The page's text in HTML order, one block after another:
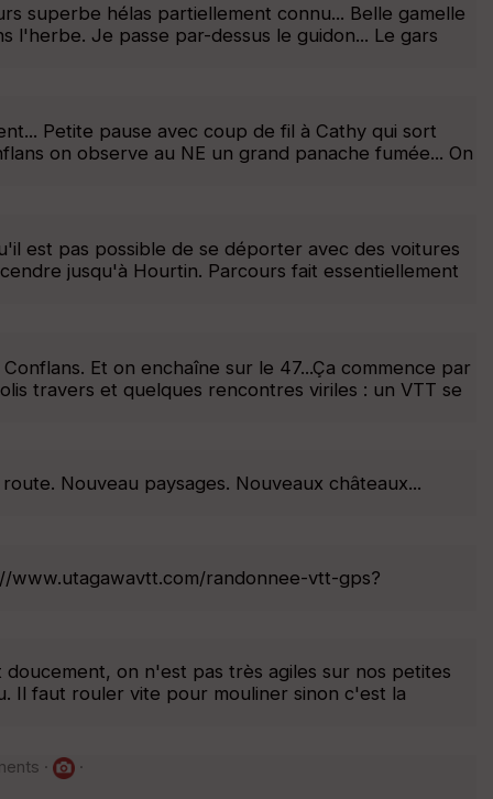
superbe hélas partiellement connu... Belle gamelle
l'herbe. Je passe par-dessus le guidon... Le gars
Petite pause avec coup de fil à Cathy qui sort
on observe au NE un grand panache fumée... On
est pas possible de se déporter avec des voitures
jusqu'à Hourtin. Parcours fait essentiellement
Et on enchaîne sur le 47...Ça commence par
travers et quelques rencontres viriles : un VTT se
Nouveau paysages. Nouveaux châteaux...
www.utagawavtt.com/randonnee-vtt-gps?
on n'est pas très agiles sur nos petites
Il faut rouler vite pour mouliner sinon c'est la
· ·